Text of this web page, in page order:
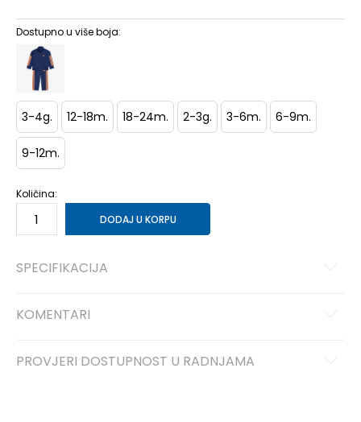
Dostupno u više boja:
3-4g. 12-18m. 18-24m. 2-3g. 3-6m. 6-9m.
9-12m.
Količina:
DODAJ U KORPU
SPECIFIKACIJA
KOMENTARI
PROVJERI DOSTUPNOST U RADNJAMA